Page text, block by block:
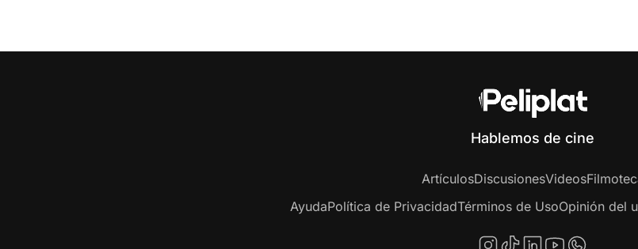
Hablemos de cine
ArtículosDiscusionesVideos
AyudaPolítica de PrivacidadTérminos de UsoOpinión del